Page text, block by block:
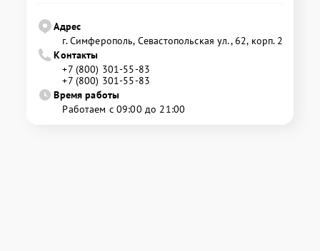
Адрес
г. Симферополь, Севастопольская ул., 62, корп. 2
Контакты
+7 (800) 301-55-83
+7 (800) 301-55-83
Время работы
Работаем с 09:00 до 21:00